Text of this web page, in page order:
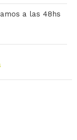
a las 48hs